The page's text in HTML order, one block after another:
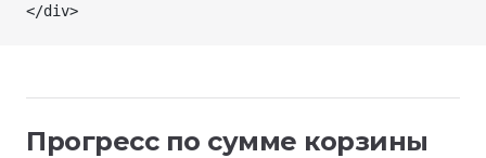
</div>
Прогресс по сумме корзины